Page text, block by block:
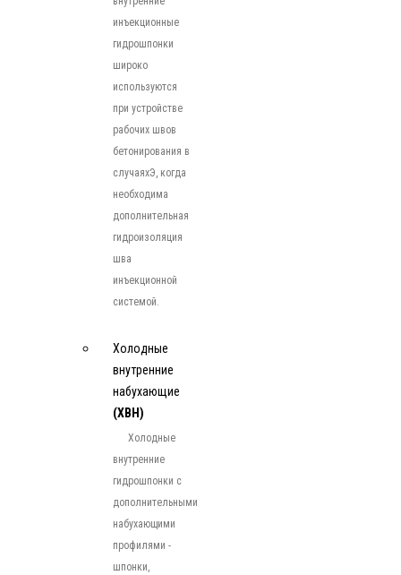
инъекционные
гидрошпонки
широко
используются
при устройстве
рабочих швов
бетонирования в
случаяхЭ, когда
необходима
дополнительная
гидроизоляция
шва
инъекционной
системой.
Холодные
внутренние
набухающие
(ХВН)
Холодные
внутренние
гидрошпонки с
дополнительными
набухающими
профилями -
шпонки,